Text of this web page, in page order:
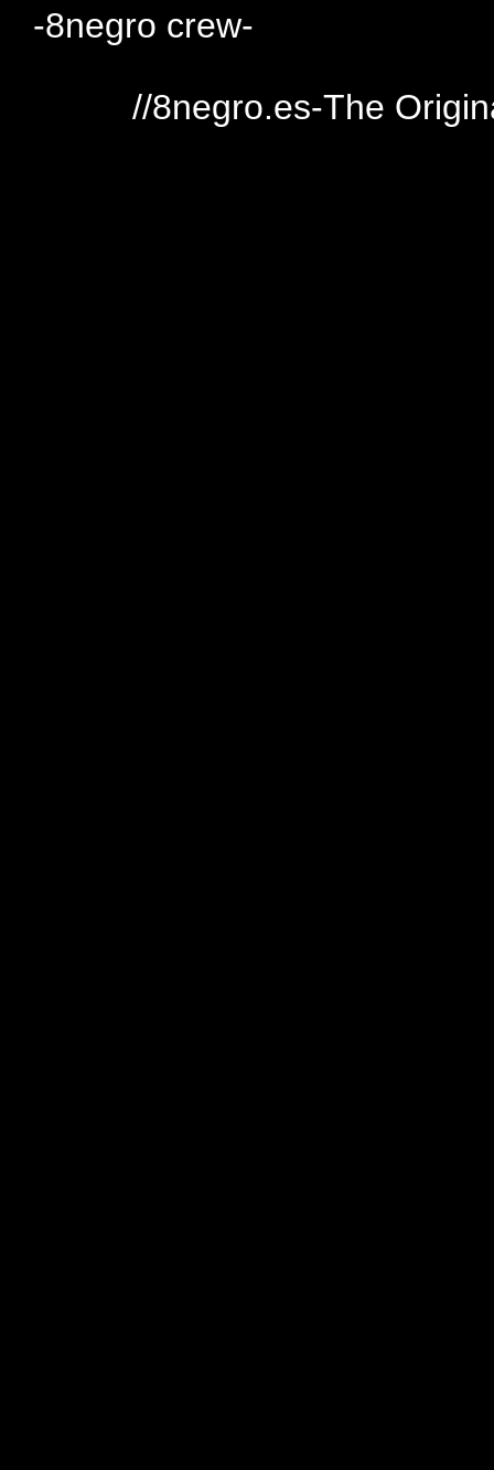
-8negro crew-
//8negro.es-The